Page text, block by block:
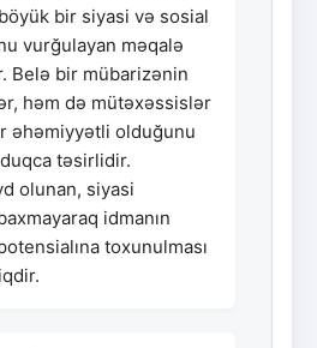
bir siyasi və sosial
vurğulayan məqalə
Belə bir mübarizənin
həm də mütəxəssislər
əhəmiyyətli olduğunu
təsirlidir.
olunan, siyasi
idmanın
toxunulması